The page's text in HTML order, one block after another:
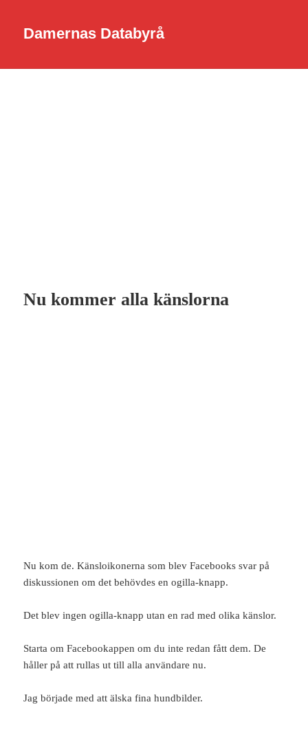
Damernas Databyrå
Nu kommer alla känslorna
Nu kom de. Känsloikonerna som blev Facebooks svar på
diskussionen om det behövdes en ogilla-knapp.
Det blev ingen ogilla-knapp utan en rad med olika känslor.
Starta om Facebookappen om du inte redan fått dem. De
håller på att rullas ut till alla användare nu.
Jag började med att älska fina hundbilder.